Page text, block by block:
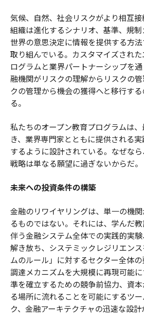
気候、自然、社会リスクがより相互接
組織は進化するシナリオ、基準、規
世界の意思決定に情報を提供する方
取り組んでいる。カスタマイズされ
ログラムと業界パートナーシップを
融機関がリスクの理解からリスクの
クの管理から機会の獲得へと移行す
る。
私たちのオープン教育プログラムは
き、業界専門家とともに提供される
するように設計されている。なぜな
戦略は単なる願望に過ぎないからだ。
未来への投資条件の構築
金融のリワイヤリングは、単一の機
るものではない。それには、学んだ
伴う金融システム全体での実践的実
解き放ち、システミックレジリエン
ムのルール」に対するセクター全体
調達メカニズムを大規模に再現可能
準を確立するための競争前協力、資
る場所に流れることを可能にするツ
ク、金融アーキテクチャの迅速な設計